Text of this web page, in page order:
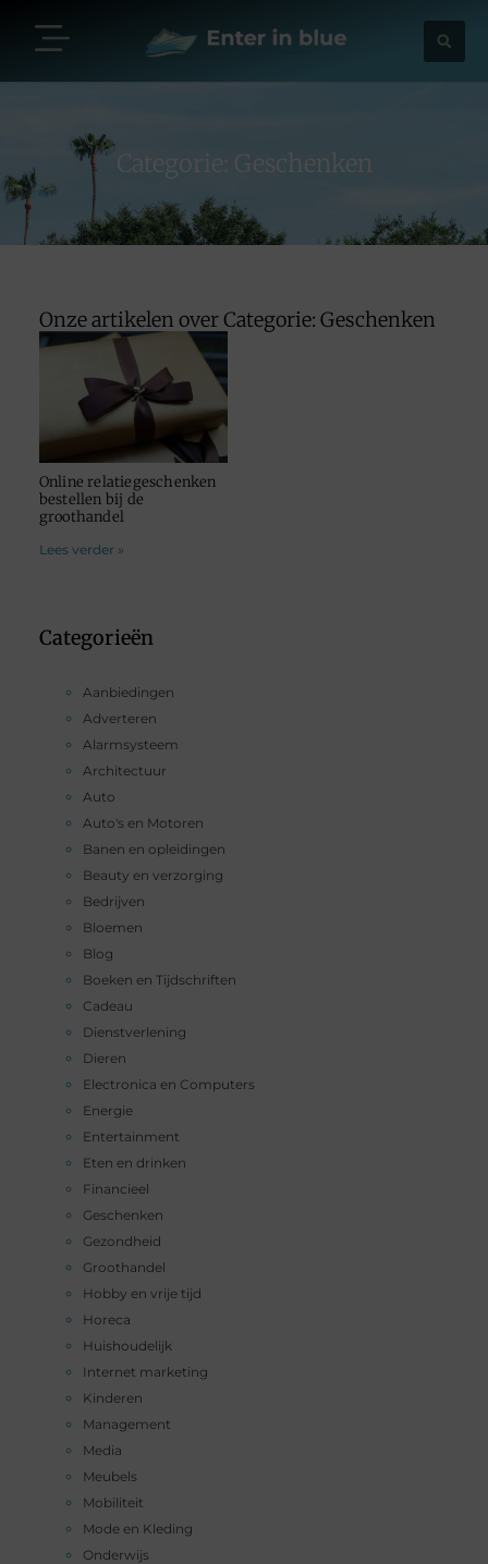
Categorie: Geschenken
Categorieën
Aanbiedingen
Adverteren
Alarmsysteem
Architectuur
Auto
Auto's en Motoren
Banen en opleidingen
Beauty en verzorging
Bedrijven
Bloemen
Blog
Boeken en Tijdschriften
Cadeau
Dienstverlening
Dieren
Electronica en Computers
Energie
Entertainment
Eten en drinken
Financieel
Geschenken
Gezondheid
Groothandel
Hobby en vrije tijd
Horeca
Huishoudelijk
Internet marketing
Kinderen
Management
Media
Meubels
Mobiliteit
Mode en Kleding
Onderwijs
Onze artikelen over Categorie: Geschenken
Online relatiegeschenken
bestellen bij de
groothandel
Lees verder »